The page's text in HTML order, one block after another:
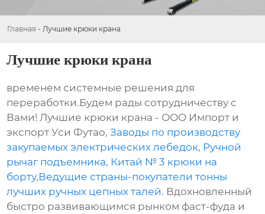
Главная - Лучшие крюки крана
Лучшие крюки крана
временем системные решения для
переработки.Будем рады сотрудничеству с
Вами! Лучшие крюки крана - ООО Импорт и
экспорт Уси Футао,Заводы по производству
закупаемых электрических лебедок, Ручной
рычаг подъемника, Китай № 3 крюки на
борту,Ведущие страны-покупатели тонны
лучших ручных цепных талей. Вдохновленный
быстро развивающимся рынком фаст-фуда и